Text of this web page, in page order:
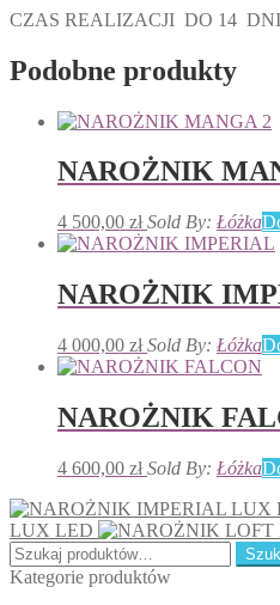
CZAS REALIZACJI DO 14
Podobne produkty
NAROŻNIK
4 500,00 zł Sold By: Łóżka
NAROŻNIK
4 000,00 zł Sold By: Łóżka
NAROŻNIK
4 600,00 zł Sold By: Łóżka
LUX LED
Szukaj:
Kategorie produktów